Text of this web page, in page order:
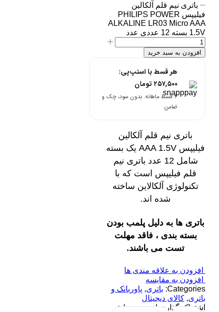
باتری نیم قلم آلکالین
فیلیپس PHILIPS POWER
ALKALINE LR03 Micro AAA
1.5V بسته 12 عددی عدد
افزودن به سبد خرید
هر قسط با اسنپ‌پی:
۲۵۷,۵۰۰ تومان
۴ قسط ماهانه. بدون سود، چک و
ضامن.
باتری نیم قلم آلکالین
فیلیپس AAA 1.5V یک بسته
شامل 12 عدد باتری نیم
قلم فیلیپس است که با
تکنولوژی آلکالاین ساخته
شده ‌اند.
باتری ها به دلیل پلمب بودن
بسته بندی ، فاقد مهلت
تست می باشند.
افزودن به علاقه مندی ها
افزودن به مقایسه
Categories: باتری, پاوربانک و
باتری, کالای دیجیتال
اشتراک گذاری این محصول: